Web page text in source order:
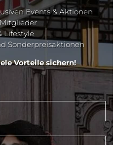
Events & Aktionen
Lifestyle
Sonderpreisaktionen
Vorteile sichern!